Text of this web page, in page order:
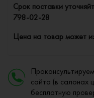
Cрок поставки
798-02-28
Цена на товар может
сайта (в салонах
бесплатную